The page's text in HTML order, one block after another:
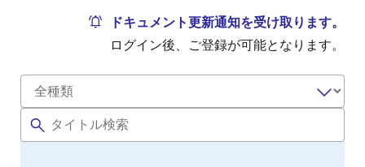
ドキュメント更新通知を受け取ります。
ログイン後、ご登録が可能となります。